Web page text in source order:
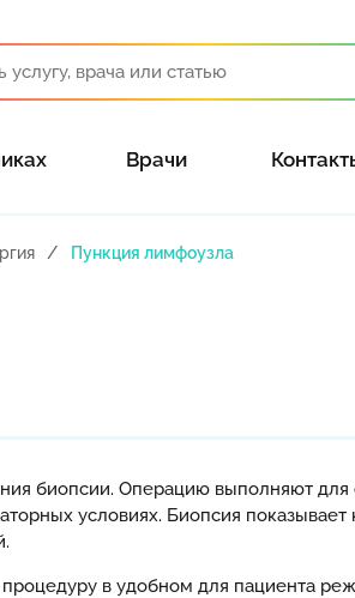
Врачи
Пункция лимфоузла
биопсии. Операцию выполняют для
условиях. Биопсия
в удобном для пациента